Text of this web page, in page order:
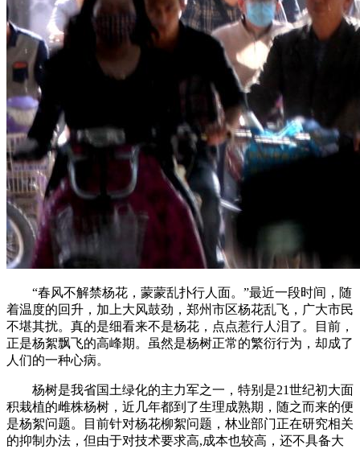
“春风不解禁杨花，蒙蒙乱扑行人面。”最近一段时间，随
着温度的回升，加上大风鼓劲，郑州市区杨花乱飞，广大市民
不堪其扰。真的是细看来不是杨花，点点惹行人泪了。目前，
正是杨絮飘飞的高峰期。虽然是杨树正常的繁衍行为，却成了
人们的一种心病。
杨树是我省国土绿化的主力军之一，特别是21世纪初大面
积栽植的雌株杨树，近几年都到了生理成熟期，随之而来的便
是杨絮问题。目前针对杨花柳絮问题，林业部门正在研究相关
的抑制办法，但由于对技术要求高,成本也较高，还不具备大